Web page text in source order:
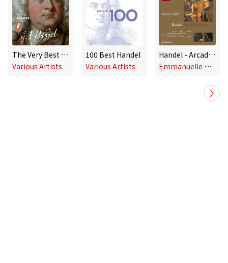
The Very Best Of Handel
Various Artists
100 Best Handel
Various Artists
Handel - Arcadian Duets
E
mmanuelle Haïm, Le Concert d'Astrée, Natalie Dessay, Patricia Petibon, Véronique Gens